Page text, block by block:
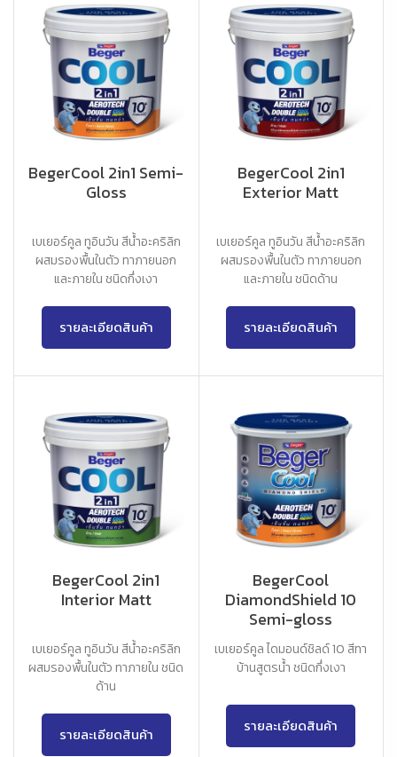
BegerCool 2in1 Semi-
Gloss
เบเยอร์คูล ทูอินวัน สีน้ำอะคริลิก
ผสมรองพื้นในตัว ทาภายนอก
และภายใน ชนิดกึ่งเงา
รายละเอียดสินค้า
BegerCool 2in1
Exterior Matt
เบเยอร์คูล ทูอินวัน สีน้ำอะคริลิก
ผสมรองพื้นในตัว ทาภายนอก
และภายใน ชนิดด้าน
รายละเอียดสินค้า
BegerCool 2in1
Interior Matt
เบเยอร์คูล ทูอินวัน สีน้ำอะคริลิก
ผสมรองพื้นในตัว ทาภายใน ชนิด
ด้าน
รายละเอียดสินค้า
BegerCool
DiamondShield 10
Semi-gloss
เบเยอร์คูล ไดมอนด์ชิลด์ 10 สีทา
บ้านสูตรน้ำ ชนิดกึ่งเงา
รายละเอียดสินค้า